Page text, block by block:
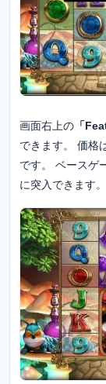
画面右上の 「
できます。 価格
です。 ベースゲ
に突入できます。